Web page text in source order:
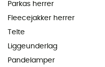
Parkas herrer
Fleecejakker herrer
Telte
Liggeunderlag
Pandelamper